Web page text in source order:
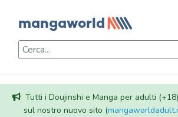
Tutti i Doujinshi e Manga per adulti
sul nostro nuovo sito (